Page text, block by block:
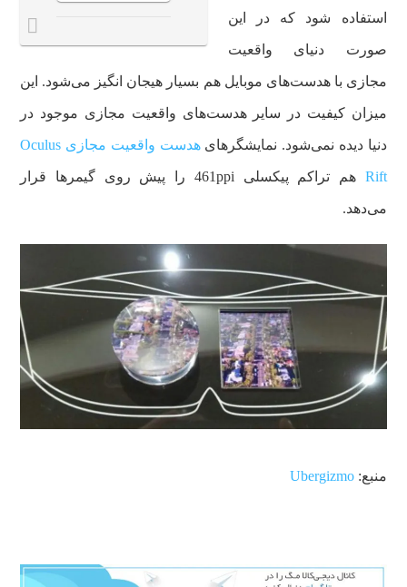
استفاده شود که در این
صورت دنیای واقعیت
مجازی با هدست‌های موبایل هم بسیار هیجان انگیز می‌شود. این
میزان کیفیت در سایر هدست‌های واقعیت مجازی موجود در
دنیا دیده نمی‌شود. نمایشگرهای هدست واقعیت مجازی Oculus
Rift هم تراکم پیکسلی 461ppi را پیش روی گیمرها قرار
می‌دهد.
منبع:Ubergizmo